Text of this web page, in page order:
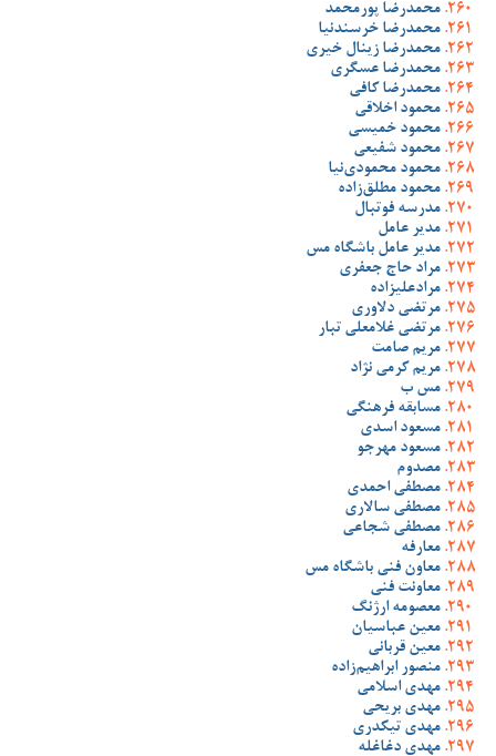
محمدرضا پورمحمد
محمدرضا خرسندنیا
محمدرضا زینال خیری
محمدرضا عسگری
محمدرضا کافی
محمود اخلاقی
محمود خمیسی
محمود شفیعی
محمود محمودی‌نیا
محمود مطلق‌زاده
مدرسه فوتبال
مدیر عامل
مدیر عامل باشگاه مس
مراد حاج جعفری
مرادعلیزاده
مرتضی دلاوری
مرتضی غلامعلی تبار
مریم صامت
مریم کرمی نژاد
مس ب
مسابقه فرهنگی
مسعود اسدی
مسعود مهرجو
مصدوم
مصطفی احمدی
مصطفی سالاری
مصطفی شجاعی
معارفه
معاون فنی باشگاه مس
معاونت فنی
معصومه ارژنگ
معین عباسیان
معین قربانی
منصور ابراهیم‌زاده
مهدی اسلامی
مهدی بریحی
مهدی تیکدری
مهدی دغاغله